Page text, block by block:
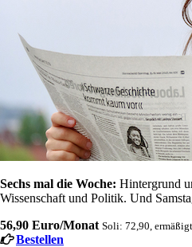
Sechs mal die Woche: Hintergrund
Wissenschaft und Politik. Und
56,90 Euro/Monat Soli: 72,90,
Bestellen